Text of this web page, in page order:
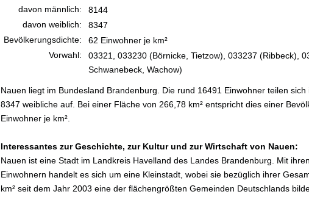
davon männlich:
8144
davon weiblich:
8347
Bevölkerungsdichte:
62 Einwohner je km²
Vorwahl:
03321, 033230 (Börnicke, Tietzow), 033237 (Ribbeck),
Schwanebeck, Wachow)
Nauen liegt im Bundesland Brandenburg. Die rund 16491 Einwohner teilen
8347 weibliche auf. Bei einer Fläche von 266,78 km² entspricht dies einer
Einwohner je km².
Interessantes zur Geschichte, zur Kultur und zur Wirtschaft von Nauen:
Nauen ist eine Stadt im Landkreis Havelland des Landes Brandenburg. Mit
Einwohnern handelt es sich um eine Kleinstadt, wobei sie bezüglich ihrer
km² seit dem Jahr 2003 eine der flächengrößten Gemeinden Deutschlands